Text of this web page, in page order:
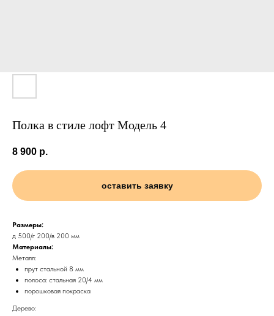
Полка в стиле лофт Модель 4
8 900 р.
оставить заявку
Размеры:
д 500/г 200/в 200 мм
Материалы:
Металл:
прут стальной 8 мм
полоса: стальная 20/4 мм
порошковая покраска
Дерево: